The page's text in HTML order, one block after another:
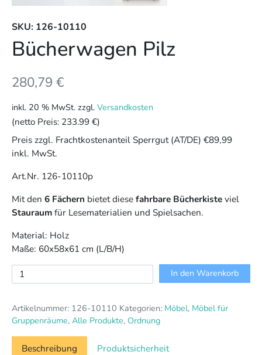
SKU: 126-10110
Bücherwagen Pilz
280,79 €
inkl. 20 % MwSt. zzgl. Versandkosten
(netto Preis: 233.99 €)
Preis zzgl. Frachtkostenanteil Sperrgut (AT/DE) €89,99
inkl. MwSt.
Art.Nr. 126-10110p
Mit den 6 Fächern bietet diesefahrbare Bücherkisteviel
Stauraumfür Lesematerialien und Spielsachen.
Material: Holz
Maße: 60x58x61 cm (L/B/H)
Bücherwagen
Pilz
In den Warenkorb
Artikelnummer: 126-10110 Kategorien: Möbel, Möbel für
Gruppenräume, Alle Produkte, Ordnung
Beschreibung Produktsicherheit